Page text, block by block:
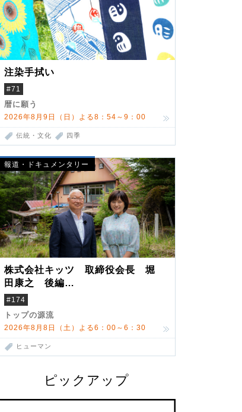
注染手拭い
#71
暦に願う
2026年8月9日（日）よる8：54～9：00
伝統・文化 四季
報道・ドキュメンタリー
株式会社キッツ 取締役会長 堀
田康之 後編
米国駐在でも浮かんだ八ヶ岳 山
小屋を営んだ父母
#174
トップの源流
2026年8月8日（土）よる6：00～6：30
ヒューマン
ピックアップ